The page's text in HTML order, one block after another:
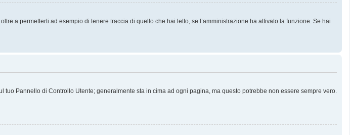
a permetterti ad esempio di tenere traccia di quello che hai letto, se l’amministrazione ha attivato la funzione. Se hai
Pannello di Controllo Utente; generalmente sta in cima ad ogni pagina, ma questo potrebbe non essere sempre vero.